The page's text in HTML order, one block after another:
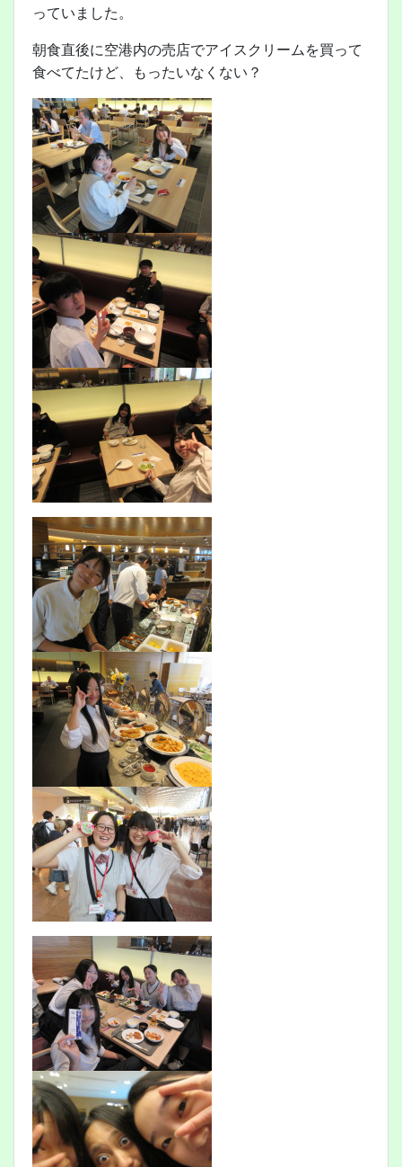
っていました。
朝食直後に空港内の売店でアイスクリームを買って
食べてたけど、もったいなくない？